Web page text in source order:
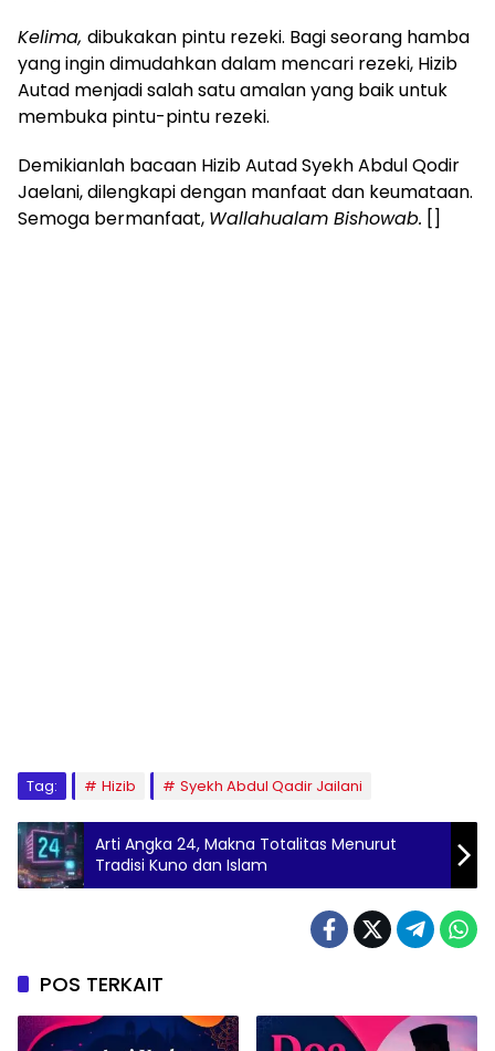
Kelima, dibukakan pintu rezeki. Bagi seorang hamba
yang ingin dimudahkan dalam mencari rezeki, Hizib
Autad menjadi salah satu amalan yang baik untuk
membuka pintu-pintu rezeki.
Demikianlah bacaan Hizib Autad Syekh Abdul Qodir
Jaelani, dilengkapi dengan manfaat dan keumataan.
Semoga bermanfaat, Wallahualam Bishowab. []
Tag: Hizib Syekh Abdul Qadir Jailani
Arti Angka 24, Makna Totalitas Menurut
Tradisi Kuno dan Islam
POS TERKAIT